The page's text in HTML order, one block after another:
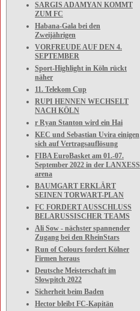
SARGIS ADAMYAN KOMMT
ZUM FC
Habana-Gala bei den
Zweijährigen
VORFREUDE AUF DEN 4.
SEPTEMBER
Sport-Highlight in Köln rückt
näher
11. Telekom Cup
RUPI HENNEN WECHSELT
NACH KÖLN
r Ryan Stanton wird ein Hai
KEC und Sebastian Uvira einigen
sich auf Vertragsauflösung
FIBA EuroBasket am 01.-07.
September 2022 in der LANXESS
arena
BAUMGART ERKLÄRT
SEINEN TORWART-PLAN
FC FORDERT AUSSCHLUSS
BELARUSSISCHER TEAMS
Ali Sow - nächster spannender
Zugang bei den RheinStars
Run of Colours fordert Kölner
Firmen heraus
Deutsche Meisterschaft im
Slowpitch 2022
Sicherheit beim Baden
Hector bleibt FC-Kapitän